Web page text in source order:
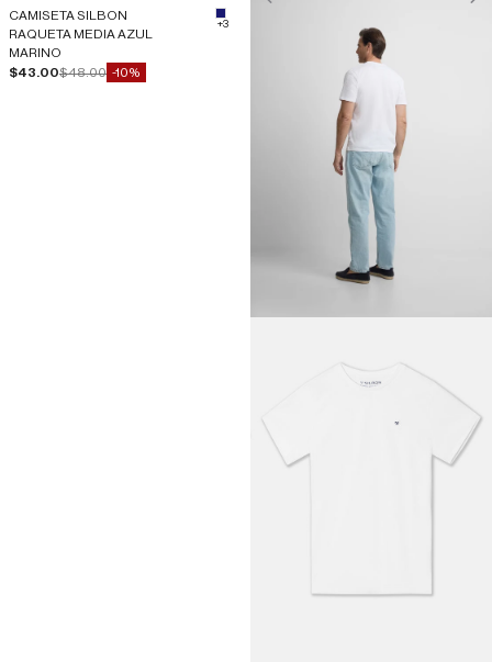
CAMISETA SILBON
RAQUETA MEDIA AZUL
MARINO
Precio de oferta
$43.00Precio normal
$48.00 -10%
#191970
+3